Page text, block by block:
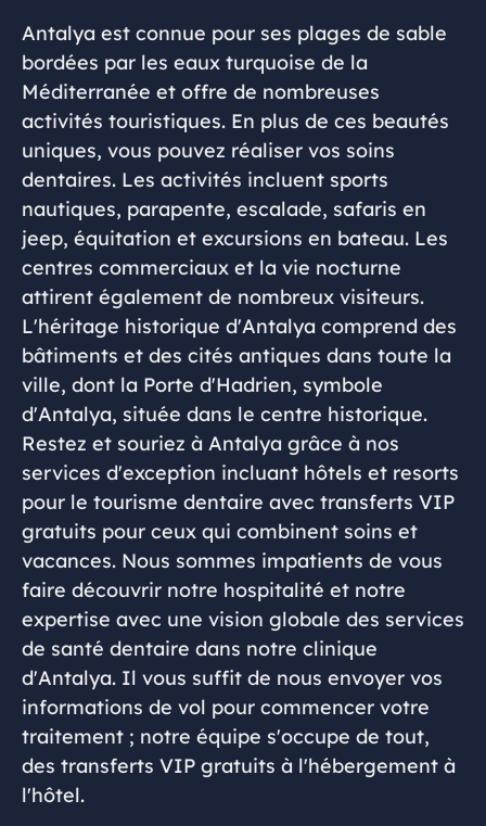
Antalya est connue pour ses plages de sable
bordées par les eaux turquoise de la
Méditerranée et offre de nombreuses
activités touristiques. En plus de ces beautés
uniques, vous pouvez réaliser vos soins
dentaires. Les activités incluent sports
nautiques, parapente, escalade, safaris en
jeep, équitation et excursions en bateau. Les
centres commerciaux et la vie nocturne
attirent également de nombreux visiteurs.
L'héritage historique d'Antalya comprend des
bâtiments et des cités antiques dans toute la
ville, dont la Porte d'Hadrien, symbole
d'Antalya, située dans le centre historique.
Restez et souriez à Antalya grâce à nos
services d'exception incluant hôtels et resorts
pour le tourisme dentaire avec transferts VIP
gratuits pour ceux qui combinent soins et
vacances. Nous sommes impatients de vous
faire découvrir notre hospitalité et notre
expertise avec une vision globale des services
de santé dentaire dans notre clinique
d'Antalya. Il vous suffit de nous envoyer vos
informations de vol pour commencer votre
traitement ; notre équipe s'occupe de tout,
des transferts VIP gratuits à l'hébergement à
l'hôtel.